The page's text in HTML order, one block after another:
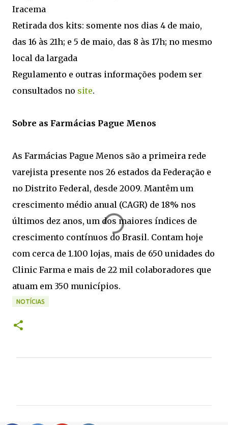
Iracema
Retirada dos kits: somente nos dias 4 de maio,
das 16 às 21h; e 5 de maio, das 8 às 17h; no mesmo
local da largada
Regulamento e outras informações podem ser
consultados no site.
Sobre as Farmácias Pague Menos
As Farmácias Pague Menos são a primeira rede
varejista presente nos 26 estados da Federação e
no Distrito Federal, desde 2009. Mantêm um
crescimento médio anual (CAGR) de 18% nos
últimos dez anos, um dos maiores índices de
crescimento contínuos do Brasil. Contam hoje
com cerca de 1.100 lojas, mais de 650 unidades do
Clinic Farma e mais de 22 mil colaboradores que
atuam em 350 municípios.
NOTÍCIAS